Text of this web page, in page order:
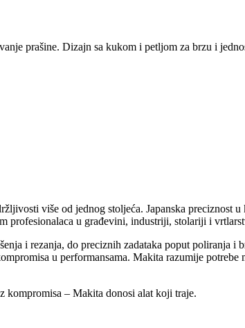
prašine. Dizajn sa kukom i petljom za brzu i
više od jednog stoljeća. Japanska preciznost
profesionalaca u građevini, industriji, stolariji i
i rezanja, do preciznih zadataka poput poliranja i
u performansama. Makita razumije
kompromisa – Makita donosi alat koji traje.